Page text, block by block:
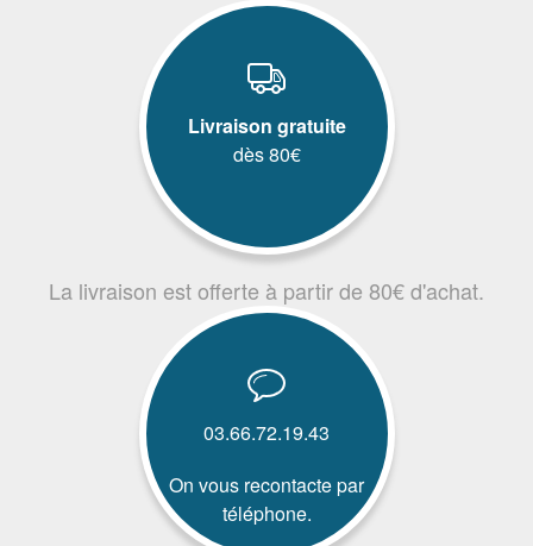
Livraison gratuite
dès 80€
La livraison est offerte à partir de 80€ d'achat.
03.66.72.19.43
On vous recontacte par
téléphone.